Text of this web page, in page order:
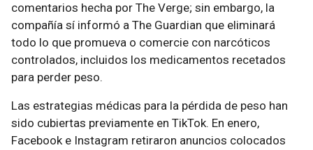
comentarios hecha por The Verge; sin embargo, la
compañía sí informó a The Guardian que eliminará
todo lo que promueva o comercie con narcóticos
controlados, incluidos los medicamentos recetados
para perder peso.
Las estrategias médicas para la pérdida de peso han
sido cubiertas previamente en TikTok. En enero,
Facebook e Instagram retiraron anuncios colocados